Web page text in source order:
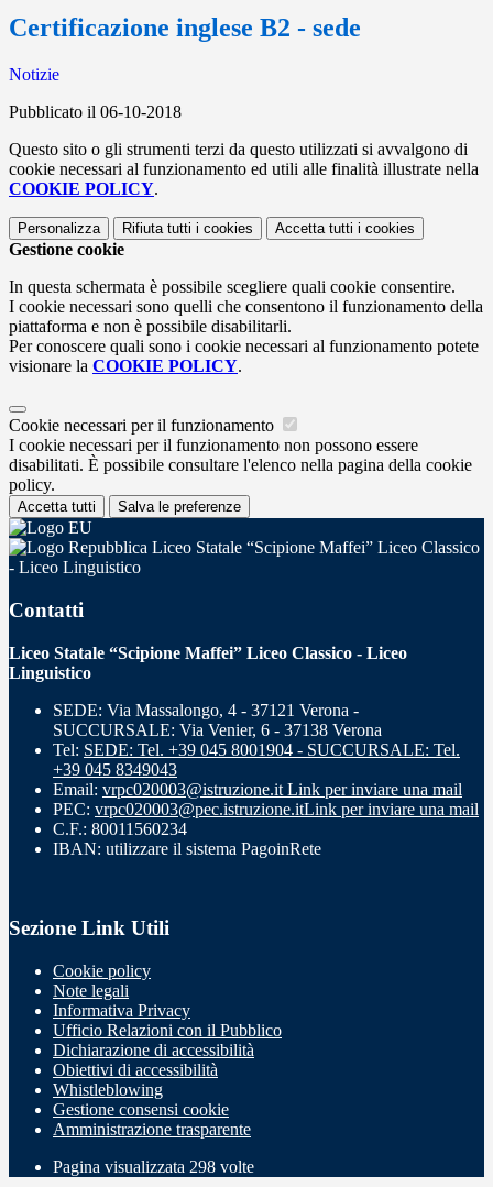
Certificazione inglese B2 - sede
Notizie
Pubblicato il 06-10-2018
Questo sito o gli strumenti terzi da questo utilizzati si avvalgono di
cookie necessari al funzionamento ed utili alle finalità illustrate nella
COOKIE POLICY.
Personalizza Rifiuta tutti i cookies Accetta tutti i cookies
Gestione cookie
In questa schermata è possibile scegliere quali cookie consentire.
I cookie necessari sono quelli che consentono il funzionamento della
piattaforma e non è possibile disabilitarli.
Per conoscere quali sono i cookie necessari al funzionamento potete
visionare la COOKIE POLICY.
Cookie necessari per il funzionamento
I cookie necessari per il funzionamento non possono essere
disabilitati. È possibile consultare l'elenco nella pagina della cookie
policy.
Accetta tutti Salva le preferenze
Liceo Statale “Scipione Maffei” Liceo Classico
- Liceo Linguistico
Contatti
Liceo Statale “Scipione Maffei” Liceo Classico - Liceo
Linguistico
SEDE: Via Massalongo, 4 - 37121 Verona -
SUCCURSALE: Via Venier, 6 - 37138 Verona
Tel: SEDE: Tel. +39 045 8001904 - SUCCURSALE: Tel.
+39 045 8349043
Email: vrpc020003@istruzione.it Link per inviare una mail
PEC: vrpc020003@pec.istruzione.itLink per inviare una mail
C.F.: 80011560234
IBAN: utilizzare il sistema PagoinRete
Sezione Link Utili
Cookie policy
Note legali
Informativa Privacy
Ufficio Relazioni con il Pubblico
Dichiarazione di accessibilità
Obiettivi di accessibilità
Whistleblowing
Gestione consensi cookie
Amministrazione trasparente
Pagina visualizzata 298 volte